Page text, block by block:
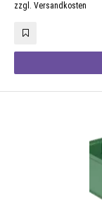
zzgl. Versandkosten